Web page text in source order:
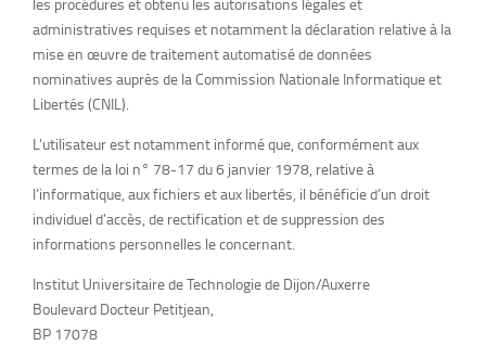
administratives requises et notamment la déclaration relative à la
mise en œuvre de traitement automatisé de données
nominatives auprès de la Commission Nationale Informatique et
Libertés (CNIL).
L’utilisateur est notamment informé que, conformément aux
termes de la loi n° 78-17 du 6 janvier 1978, relative à
l’informatique, aux fichiers et aux libertés, il bénéficie d’un droit
individuel d’accès, de rectification et de suppression des
informations personnelles le concernant.
Institut Universitaire de Technologie de Dijon/Auxerre
Boulevard Docteur Petitjean,
BP 17078